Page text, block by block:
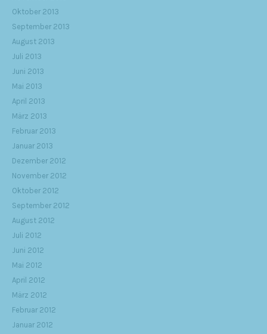
Oktober 2013
September 2013
August 2013
Juli 2013
Juni 2013
Mai 2013
April 2013
März 2013
Februar 2013
Januar 2013
Dezember 2012
November 2012
Oktober 2012
September 2012
August 2012
Juli 2012
Juni 2012
Mai 2012
April 2012
März 2012
Februar 2012
Januar 2012